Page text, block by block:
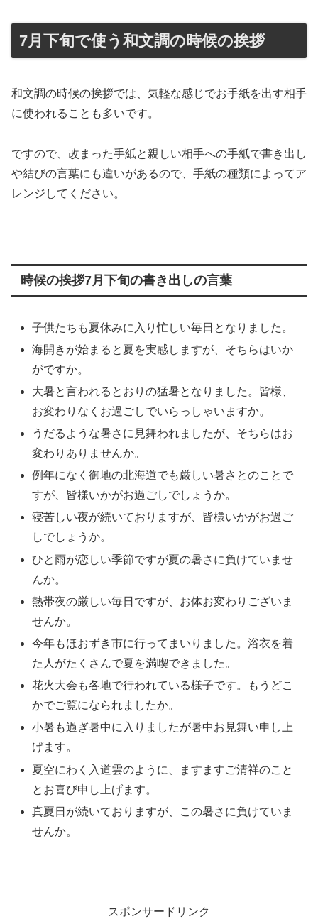
7月下旬で使う和文調の時候の挨拶
和文調の時候の挨拶では、気軽な感じでお手紙を出す相手
に使われることも多いです。
ですので、改まった手紙と親しい相手への手紙で書き出し
や結びの言葉にも違いがあるので、手紙の種類によってア
レンジしてください。
時候の挨拶7月下旬の書き出しの言葉
子供たちも夏休みに入り忙しい毎日となりました。
海開きが始まると夏を実感しますが、そちらはいか
がですか。
大暑と言われるとおりの猛暑となりました。皆様、
お変わりなくお過ごしでいらっしゃいますか。
うだるような暑さに見舞われましたが、そちらはお
変わりありませんか。
例年になく御地の北海道でも厳しい暑さとのことで
すが、皆様いかがお過ごしでしょうか。
寝苦しい夜が続いておりますが、皆様いかがお過ご
しでしょうか。
ひと雨が恋しい季節ですが夏の暑さに負けていませ
んか。
熱帯夜の厳しい毎日ですが、お体お変わりございま
せんか。
今年もほおずき市に行ってまいりました。浴衣を着
た人がたくさんで夏を満喫できました。
花火大会も各地で行われている様子です。もうどこ
かでご覧になられましたか。
小暑も過ぎ暑中に入りましたが暑中お見舞い申し上
げます。
夏空にわく入道雲のように、ますますご清祥のこと
とお喜び申し上げます。
真夏日が続いておりますが、この暑さに負けていま
せんか。
スポンサードリンク